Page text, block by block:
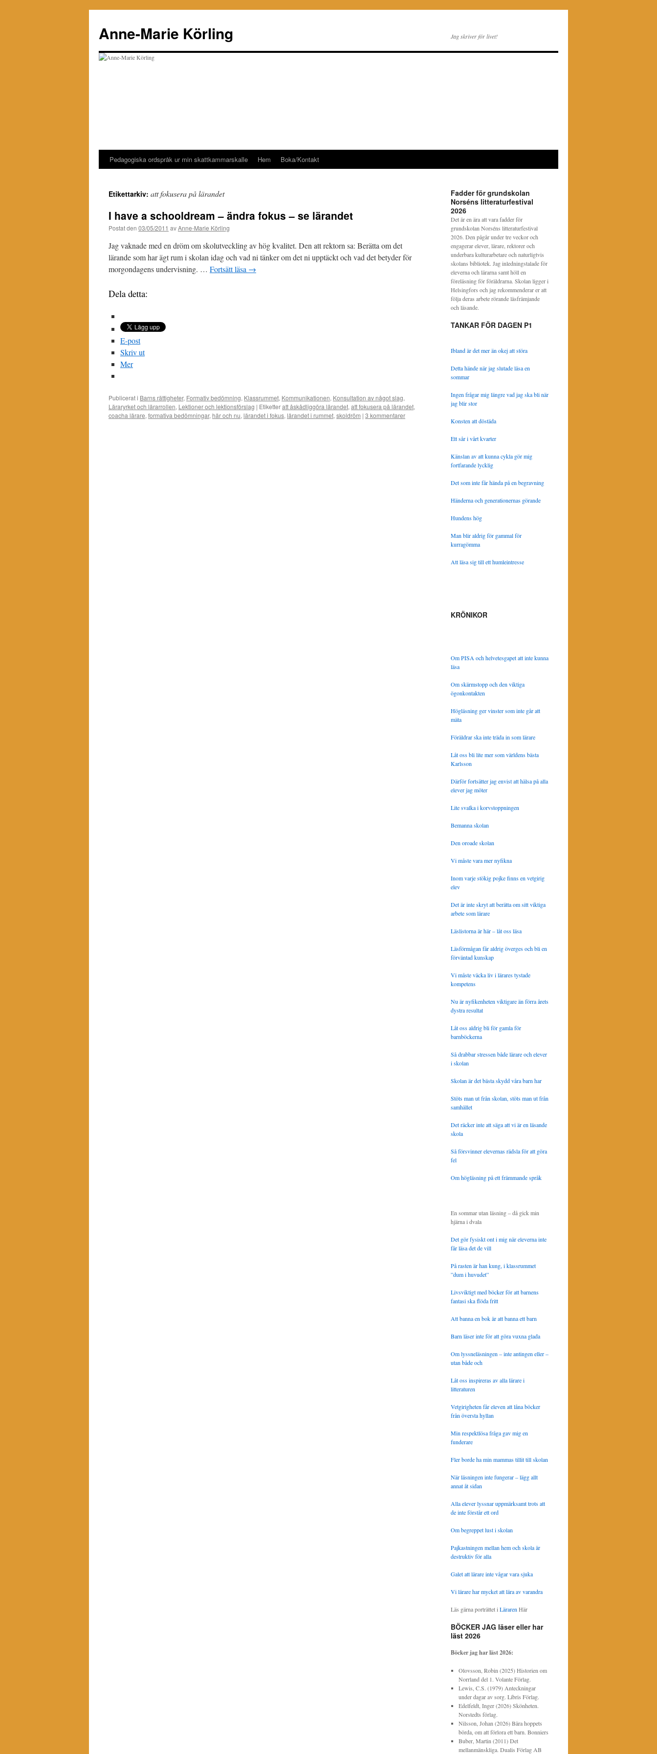
innehåll
Anne-Marie Körling Jag skriver för livet!
Pedagogiska ordspråk ur min skattkammarskalle Hem Boka/Kontakt
Etikettarkiv: att fokusera på lärandet
I have a schooldream – ändra fokus – se lärandet
Postat den 03/05/2011 avAnne-Marie Körling
Jag vaknade med en dröm om skolutveckling av hög kvalitet. Den att rektorn sa: Berätta om det
lärande som har ägt rum i skolan idag och vad ni tänker om det ni upptäckt och vad det betyder för
morgondagens undervisning. … Fortsätt läsa →
Dela detta:
E-post
Skriv ut
Mer
Publicerat i Barns rättigheter, Formativ bedömning, Klassrummet, Kommunikationen, Konsultation av något slag,
Läraryrket och lärarrollen, Lektioner och lektionsförslag | Etiketteratt åskådliggöra lärandet, att fokusera på lärandet,
coacha lärare, formativa bedömningar, här och nu, lärandet i fokus, lärandet i rummet, skoldröm | 3 kommentarer
Fadder för grundskolan
Norséns litteraturfestival
2026
Det är en ära att vara fadder för
grundskolan Norséns litteraturfestival
2026. Den pågår under tre veckor och
engagerar elever, lärare, rektorer och
underbara kulturarbetare och naturligtvis
skolans bibliotek. Jag inledningstalade för
eleverna och lärarna samt höll en
föreläsning för föräldrarna. Skolan ligger i
Helsingfors och jag rekommenderar er att
följa deras arbete rörande läsfrämjande
och läsande.
TANKAR FÖR DAGEN P1
Ibland är det mer än okej att störa
Detta hände när jag slutade läsa en
sommar
Ingen frågar mig längre vad jag ska bli när
jag blir stor
Konsten att döstäda
Ett sår i vårt kvarter
Känslan av att kunna cykla gör mig
fortfarande lycklig
Det som inte får hända på en begravning
Händerna och generationernas görande
Hundens hög
Man blir aldrig för gammal för
kurragömma
Att läsa sig till ett humleintresse
KRÖNIKOR
Om PISA och helvetesgapet att inte kunna
läsa
Om skärmstopp och den viktiga
ögonkontakten
Högläsning ger vinster som inte går att
mäta
Föräldrar ska inte träda in som lärare
Låt oss bli lite mer som världens bästa
Karlsson
Därför fortsätter jag envist att hälsa på alla
elever jag möter
Lite svalka i korvstoppningen
Bemanna skolan
Den oroade skolan
Vi måste vara mer nyfikna
Inom varje stökig pojke finns en vetgirig
elev
Det är inte skryt att berätta om sitt viktiga
arbete som lärare
Läslistorna är här – låt oss läsa
Läsförmågan får aldrig överges och bli en
förväntad kunskap
Vi måste väcka liv i lärares tystade
kompetens
Nu är nyfikenheten viktigare än förra årets
dystra resultat
Låt oss aldrig bli för gamla för
barnböckerna
Så drabbar stressen både lärare och elever
i skolan
Skolan är det bästa skydd våra barn har
Stöts man ut från skolan, stöts man ut från
samhället
Det räcker inte att säga att vi är en läsande
skola
Så försvinner elevernas rädsla för att göra
fel
Om högläsning på ett främmande språk
En sommar utan läsning – då gick min
hjärna i dvala
Det gör fysiskt ont i mig när eleverna inte
får läsa det de vill
På rasten är han kung, i klassrummet
”dum i huvudet”
Livsviktigt med böcker för att barnens
fantasi ska flöda fritt
Att banna en bok är att banna ett barn
Barn läser inte för att göra vuxna glada
Om lyssneläsningen – inte antingen eller –
utan både och
Låt oss inspireras av alla lärare i
litteraturen
Vetgirigheten får eleven att låna böcker
från översta hyllan
Min respektlösa fråga gav mig en
funderare
Fler borde ha min mammas tillit till skolan
När läsningen inte fungerar – lägg allt
annat åt sidan
Alla elever lyssnar uppmärksamt trots att
de inte förstår ett ord
Om begreppet lust i skolan
Pajkastningen mellan hem och skola är
destruktiv för alla
Galet att lärare inte vågar vara sjuka
Vi lärare har mycket att lära av varandra
Läs gärna porträttet i Läraren Här
BÖCKER JAG läser eller har
läst 2026
Böcker jag har läst2026:
Olovsson, Robin (2025) Historien om
Norrland del 1. Volante Förlag.
Lewis, C.S. (1979) Anteckningar
under dagar av sorg. Libris Förlag.
Edelfeldt, Inger (2026) Skönheten.
Norstedts förlag.
Nilsson, Johan (2026) Bära hoppets
börda, om att förlora ett barn. Bonniers
Buber, Martin (2011) Det
mellanmänskliga. Dualis Förlag AB